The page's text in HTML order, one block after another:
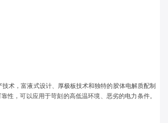
术，富液式设计、厚极板技术和独特的胶体电解质配制
性，可以应用于苛刻的高低温环境、恶劣的电力条件。